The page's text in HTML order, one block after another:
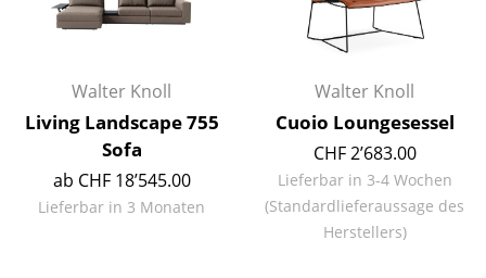
... alle Aufbewahrungsmöbel
Licht
Hängeleuchten & Deckenleuchten
Walter Knoll
Living Landscape 755
Sofa
ab CHF 18’545.00
Lieferbar in 3 Monaten
Walter Knoll
Cuoio Loungesessel
CHF 2’683.00
Lieferbar in 3-4 Wochen
(Standardlieferaussage des
Herstellers)